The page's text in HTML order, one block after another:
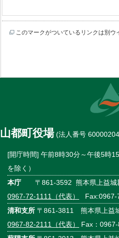
このマークがついているリンクは別ウ
山都町役場(法人番号
[開庁時間] 午前8時30分～午後5時
を除く）
本庁 〒861-3592 熊本県上益城
0967-72-1111（代表）
Fax:0967-
清和支所 〒861-3811 熊本県上益
0967-82-2111（代表）
Fax：